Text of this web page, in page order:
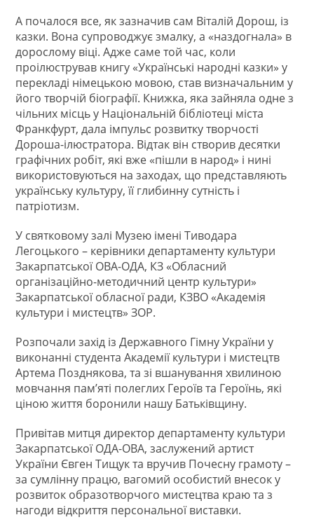
А почалося все, як зазначив сам Віталій Дорош, із
казки. Вона супроводжує змалку, а «наздогнала» в
дорослому віці. Адже саме той час, коли
проілюстрував книгу «Українські народні казки» у
перекладі німецькою мовою, став визначальним у
його творчій біографії. Книжка, яка зайняла одне з
чільних місць у Національній бібліотеці міста
Франкфурт, дала імпульс розвитку творчості
Дороша-ілюстратора. Відтак він створив десятки
графічних робіт, які вже «пішли в народ» і нині
використовуються на заходах, що представляють
українську культуру, її глибинну сутність і
патріотизм.
У святковому залі Музею імені Тиводара
Легоцького – керівники департаменту культури
Закарпатської ОВА-ОДА, КЗ «Обласний
організаційно-методичний центр культури»
Закарпатської обласної ради, КЗВО «Академія
культури і мистецтв» ЗОР.
Розпочали захід із Державного Гімну України у
виконанні студента Академії культури і мистецтв
Артема Позднякова, та зі вшанування хвилиною
мовчання памʼяті полеглих Героїв та Героїнь, які
ціною життя боронили нашу Батьківщину.
Привітав митця директор департаменту культури
Закарпатської ОДА-ОВА, заслужений артист
України Євген Тищук та вручив Почесну грамоту –
за сумлінну працю, вагомий особистий внесок у
розвиток образотворчого мистецтва краю та з
нагоди відкриття персональної виставки.